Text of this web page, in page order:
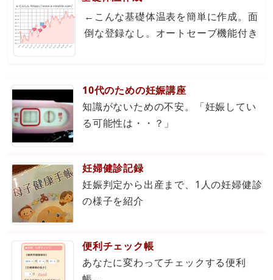
←こんな基礎体温表を簡単に作成。面
倒な登録なし。オートセーブ機能付き
10代のための妊娠講座
知識がないための不安。「妊娠してい
る可能性は・・？」
妊婦健診記録
妊娠判定から出産まで、1人の妊婦健診
の様子を紹介
便利チェック帳
あなたに変わってチェックする便利